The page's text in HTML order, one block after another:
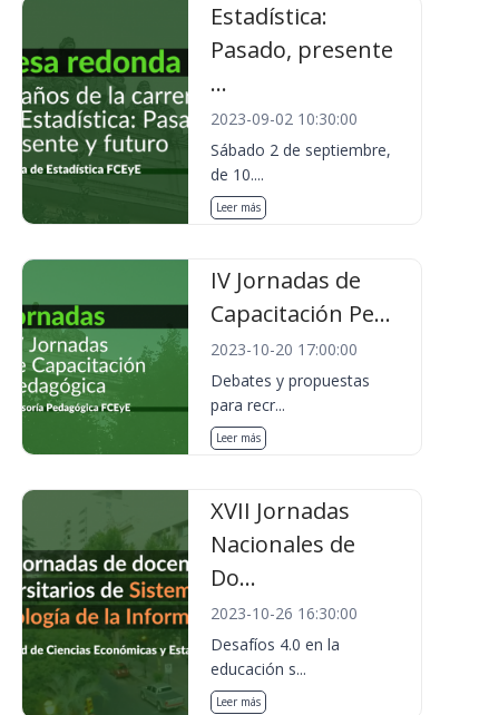
Estadística:
Pasado, presente
...
2023-09-02 10:30:00
Sábado 2 de septiembre,
de 10....
Leer más
IV Jornadas de
Capacitación Pe...
2023-10-20 17:00:00
Debates y propuestas
para recr...
Leer más
XVII Jornadas
Nacionales de
Do...
2023-10-26 16:30:00
Desafíos 4.0 en la
educación s...
Leer más